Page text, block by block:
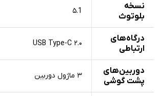
نسخه
بلوتوث
۵.1
درگاه‌های
ارتباطی
USB Type-C ۲.۰
دوربین‌های
پشت گوشی
۳ ماژول دوربین